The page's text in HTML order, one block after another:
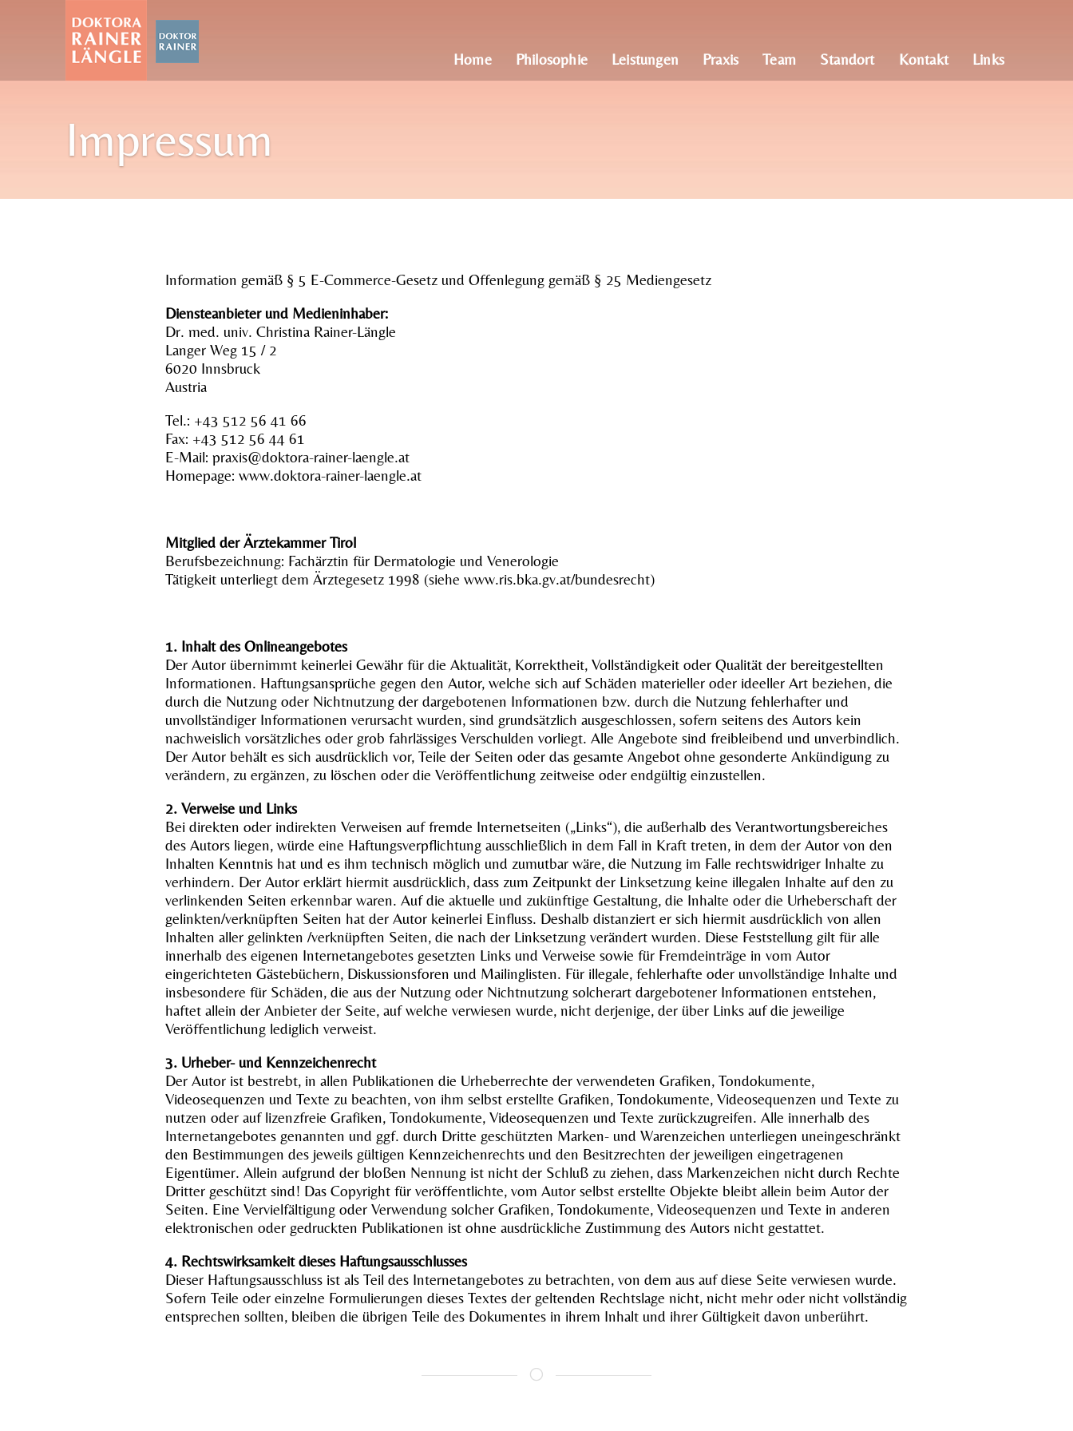
Home Philosophie Leistungen Praxis Team Standort Kontakt Links
Impressum
Information gemäß § 5 E-Commerce-Gesetz und Offenlegung gemäß § 25 Mediengesetz
Diensteanbieter und Medieninhaber:
Dr. med. univ. Christina Rainer-Längle
Langer Weg 15 / 2
6020 Innsbruck
Austria
Tel.: +43 512 56 41 66
Fax: +43 512 56 44 61
E-Mail: praxis@doktora-rainer-laengle.at
Homepage: www.doktora-rainer-laengle.at
Mitglied der Ärztekammer Tirol
Berufsbezeichnung: Fachärztin für Dermatologie und Venerologie
Tätigkeit unterliegt dem Ärztegesetz 1998 (siehe www.ris.bka.gv.at/bundesrecht)
1. Inhalt des Onlineangebotes
Der Autor übernimmt keinerlei Gewähr für die Aktualität, Korrektheit, Vollständigkeit oder Qualität der bereitgestellten
Informationen. Haftungsansprüche gegen den Autor, welche sich auf Schäden materieller oder ideeller Art beziehen, die
durch die Nutzung oder Nichtnutzung der dargebotenen Informationen bzw. durch die Nutzung fehlerhafter und
unvollständiger Informationen verursacht wurden, sind grundsätzlich ausgeschlossen, sofern seitens des Autors kein
nachweislich vorsätzliches oder grob fahrlässiges Verschulden vorliegt. Alle Angebote sind freibleibend und unverbindlich.
Der Autor behält es sich ausdrücklich vor, Teile der Seiten oder das gesamte Angebot ohne gesonderte Ankündigung zu
verändern, zu ergänzen, zu löschen oder die Veröffentlichung zeitweise oder endgültig einzustellen.
2. Verweise und Links
Bei direkten oder indirekten Verweisen auf fremde Internetseiten („Links“), die außerhalb des Verantwortungsbereiches
des Autors liegen, würde eine Haftungsverpflichtung ausschließlich in dem Fall in Kraft treten, in dem der Autor von den
Inhalten Kenntnis hat und es ihm technisch möglich und zumutbar wäre, die Nutzung im Falle rechtswidriger Inhalte zu
verhindern. Der Autor erklärt hiermit ausdrücklich, dass zum Zeitpunkt der Linksetzung keine illegalen Inhalte auf den zu
verlinkenden Seiten erkennbar waren. Auf die aktuelle und zukünftige Gestaltung, die Inhalte oder die Urheberschaft der
gelinkten/verknüpften Seiten hat der Autor keinerlei Einfluss. Deshalb distanziert er sich hiermit ausdrücklich von allen
Inhalten aller gelinkten /verknüpften Seiten, die nach der Linksetzung verändert wurden. Diese Feststellung gilt für alle
innerhalb des eigenen Internetangebotes gesetzten Links und Verweise sowie für Fremdeinträge in vom Autor
eingerichteten Gästebüchern, Diskussionsforen und Mailinglisten. Für illegale, fehlerhafte oder unvollständige Inhalte und
insbesondere für Schäden, die aus der Nutzung oder Nichtnutzung solcherart dargebotener Informationen entstehen,
haftet allein der Anbieter der Seite, auf welche verwiesen wurde, nicht derjenige, der über Links auf die jeweilige
Veröffentlichung lediglich verweist.
3. Urheber- und Kennzeichenrecht
Der Autor ist bestrebt, in allen Publikationen die Urheberrechte der verwendeten Grafiken, Tondokumente,
Videosequenzen und Texte zu beachten, von ihm selbst erstellte Grafiken, Tondokumente, Videosequenzen und Texte zu
nutzen oder auf lizenzfreie Grafiken, Tondokumente, Videosequenzen und Texte zurückzugreifen. Alle innerhalb des
Internetangebotes genannten und ggf. durch Dritte geschützten Marken- und Warenzeichen unterliegen uneingeschränkt
den Bestimmungen des jeweils gültigen Kennzeichenrechts und den Besitzrechten der jeweiligen eingetragenen
Eigentümer. Allein aufgrund der bloßen Nennung ist nicht der Schluß zu ziehen, dass Markenzeichen nicht durch Rechte
Dritter geschützt sind! Das Copyright für veröffentlichte, vom Autor selbst erstellte Objekte bleibt allein beim Autor der
Seiten. Eine Vervielfältigung oder Verwendung solcher Grafiken, Tondokumente, Videosequenzen und Texte in anderen
elektronischen oder gedruckten Publikationen ist ohne ausdrückliche Zustimmung des Autors nicht gestattet.
4. Rechtswirksamkeit dieses Haftungsausschlusses
Dieser Haftungsausschluss ist als Teil des Internetangebotes zu betrachten, von dem aus auf diese Seite verwiesen wurde.
Sofern Teile oder einzelne Formulierungen dieses Textes der geltenden Rechtslage nicht, nicht mehr oder nicht vollständig
entsprechen sollten, bleiben die übrigen Teile des Dokumentes in ihrem Inhalt und ihrer Gültigkeit davon unberührt.
[